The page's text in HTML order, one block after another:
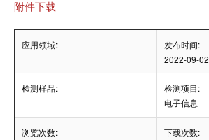
附件下载
应用领域:
发布时间:
2022-09-02
检测样品:
检测项目:
电子信息
浏览次数:
下载次数: